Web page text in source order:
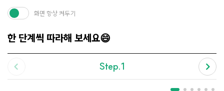
한 단계씩 따라해 보세요😄
화면 항상 켜두기
Step.1